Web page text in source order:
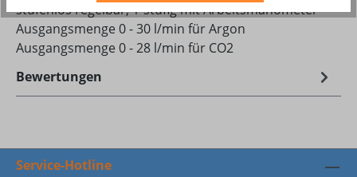
stufenlos regelbar, 1-stufig mit Arbeitsmanometer
Ausgangsmenge 0 - 30 l/min für Argon
Ausgangsmenge 0 - 28 l/min für CO2
Bewertungen
Service-Hotline